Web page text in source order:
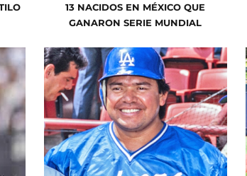
13 NACIDOS EN MÉXICO QUE
GANARON SERIE MUNDIAL